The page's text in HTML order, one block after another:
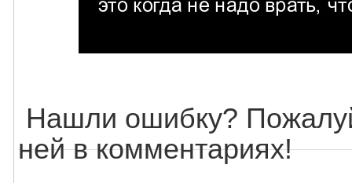
Нашли ошибку?
ней в комментариях!